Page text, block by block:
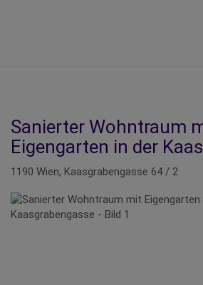
Sanierter Wohntraum
Eigengarten in der
1190 Wien, Kaasgrabengasse 64 / 2